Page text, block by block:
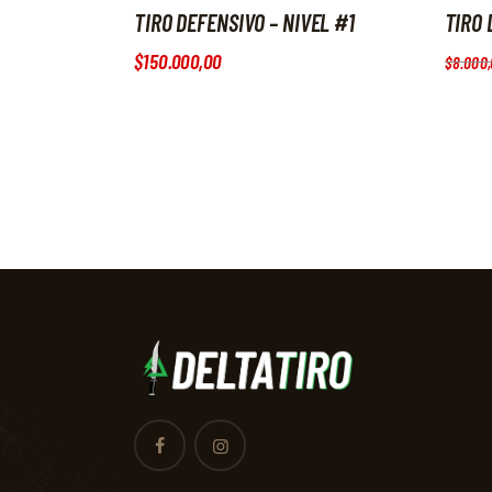
TIRO DEFENSIVO – NIVEL #1
$150.000,00
TIRO
$8.000,